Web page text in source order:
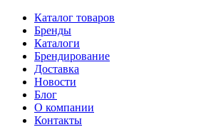
Каталог товаров
Бренды
Каталоги
Брендирование
Доставка
Новости
Блог
О компании
Контакты